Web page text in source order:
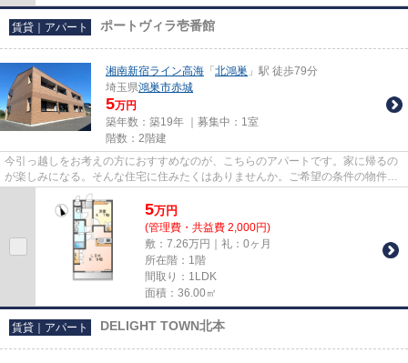
賃貸｜アパート ポートヴィラ壱番館
湘南新宿ライン高海 「 北鴻巣 」駅 徒歩79分
埼玉県鴻巣市赤城
5万円
築年数：築19年 ｜募集中： 1室
階数：2階建
今引っ越しをお考えの方におすすめなのが、こちらのアパートです。家に帰るの
が楽しみになる。そんな住宅に住みたくはありませんか。ご希望の条件の物件を
ご提案致します。ぜひご活用...
5万円
(管理費・共益費 2,000円)
敷：7.26万円｜礼：0ヶ月
所在階：1階
間取り：1LDK
面積：36.00㎡
賃貸｜アパート DELIGHT TOWN北本